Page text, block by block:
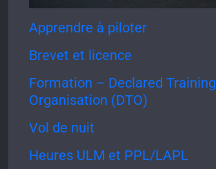
Apprendre à piloter
Brevet et licence
Formation – Declared Training
Organisation (DTO)
Vol de nuit
Heures ULM et PPL/LAPL